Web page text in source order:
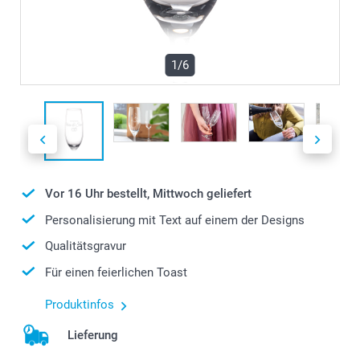
1/6
Vor 16 Uhr bestellt, Mittwoch geliefert
Personalisierung mit Text auf einem der Designs
Qualitätsgravur
Für einen feierlichen Toast
Produktinfos
Lieferung